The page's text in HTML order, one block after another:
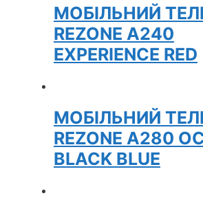
МОБІЛЬНИЙ
REZONE A240
EXPERIENCE RED
МОБІЛЬНИЙ
REZONE A280
BLACK BLUE